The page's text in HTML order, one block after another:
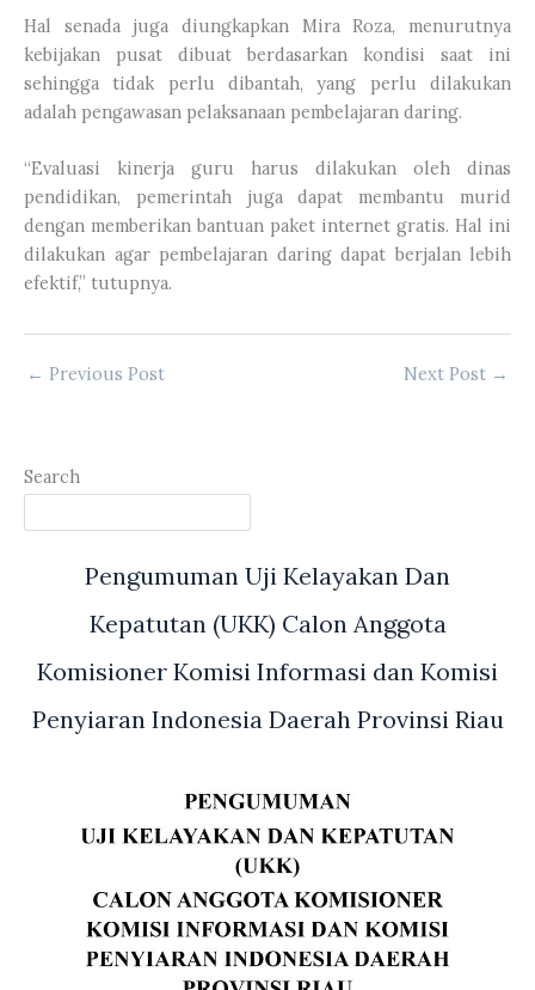
Hal senada juga diungkapkan Mira Roza, menurutnya
kebijakan pusat dibuat berdasarkan kondisi saat ini
sehingga tidak perlu dibantah, yang perlu dilakukan
adalah pengawasan pelaksanaan pembelajaran daring.
“Evaluasi kinerja guru harus dilakukan oleh dinas
pendidikan, pemerintah juga dapat membantu murid
dengan memberikan bantuan paket internet gratis. Hal ini
dilakukan agar pembelajaran daring dapat berjalan lebih
efektif,” tutupnya.
← Previous Post Next Post →
Search
Pengumuman Uji Kelayakan Dan
Kepatutan (UKK) Calon Anggota
Komisioner Komisi Informasi dan Komisi
Penyiaran Indonesia Daerah Provinsi Riau